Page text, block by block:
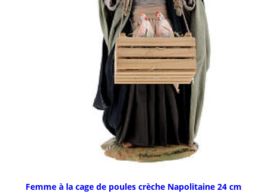
Femme à la cage de poules crèche Napolitaine 24 cm